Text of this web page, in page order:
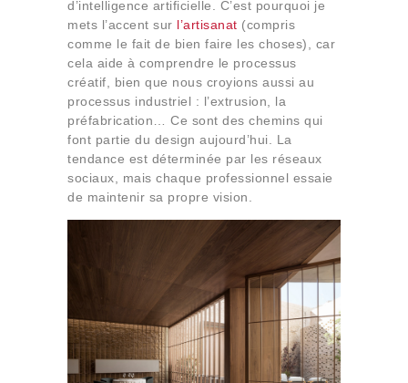
d’intelligence artificielle. C’est pourquoi je
mets l’accent sur l’artisanat (compris
comme le fait de bien faire les choses), car
cela aide à comprendre le processus
créatif, bien que nous croyions aussi au
processus industriel : l’extrusion, la
préfabrication… Ce sont des chemins qui
font partie du design aujourd’hui. La
tendance est déterminée par les réseaux
sociaux, mais chaque professionnel essaie
de maintenir sa propre vision.